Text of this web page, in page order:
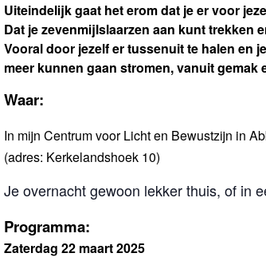
Uiteindelijk gaat het erom dat je er voor
Dat je zevenmijlslaarzen aan kunt trekken
Vooral door jezelf er tussenuit te halen en
meer kunnen gaan stromen, vanuit
Waar:
In mijn Centrum voor Licht en Bewustzijn in
(adres: Kerkelandshoek 10)
Je overnacht gewoon lekker thuis, of in
Programma:
Zaterdag 22 maart 2025